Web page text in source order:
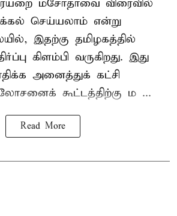
மசோதாவை விரைவில்
செய்யலாம் என்று
இதற்கு தமிழகத்தில்
கிளம்பி வருகிறது. இது
அனைத்துக் கட்சி
கூட்டத்திற்கு ம ...
Read More